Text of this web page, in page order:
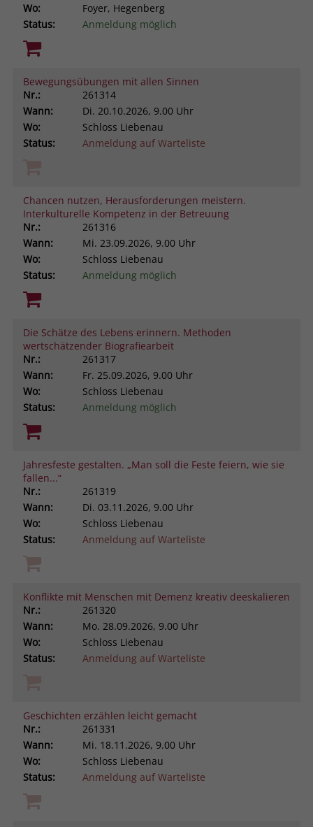
Wo:
Foyer, Hegenberg
Status:
Anmeldung möglich
Bewegungsübungen mit allen Sinnen
Nr.:
261314
Wann:
Di. 20.10.2026, 9.00 Uhr
Wo:
Schloss Liebenau
Status:
Anmeldung auf Warteliste
Chancen nutzen, Herausforderungen meistern.
Interkulturelle Kompetenz in der Betreuung
Nr.:
261316
Wann:
Mi. 23.09.2026, 9.00 Uhr
Wo:
Schloss Liebenau
Status:
Anmeldung möglich
Die Schätze des Lebens erinnern. Methoden
wertschätzender Biografiearbeit
Nr.:
261317
Wann:
Fr. 25.09.2026, 9.00 Uhr
Wo:
Schloss Liebenau
Status:
Anmeldung möglich
Jahresfeste gestalten. „Man soll die Feste feiern, wie sie
fallen...“
Nr.:
261319
Wann:
Di. 03.11.2026, 9.00 Uhr
Wo:
Schloss Liebenau
Status:
Anmeldung auf Warteliste
Konflikte mit Menschen mit Demenz kreativ deeskalieren
Nr.:
261320
Wann:
Mo. 28.09.2026, 9.00 Uhr
Wo:
Schloss Liebenau
Status:
Anmeldung auf Warteliste
Geschichten erzählen leicht gemacht
Nr.:
261331
Wann:
Mi. 18.11.2026, 9.00 Uhr
Wo:
Schloss Liebenau
Status:
Anmeldung auf Warteliste